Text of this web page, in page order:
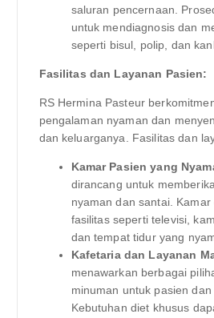
saluran pencernaan.
untuk mendiagnosis dan
seperti bisul, polip, dan
Fasilitas dan Layanan Pasien:
RS Hermina Pasteur
pengalaman nyaman dan
dan keluarganya. Fasilitas dan
Kamar Pasien yang
dirancang untuk
nyaman dan santai.
fasilitas seperti televisi,
dan tempat tidur yang
Kafetaria dan Layanan
menawarkan berbagai
minuman untuk pasien
Kebutuhan diet khusus